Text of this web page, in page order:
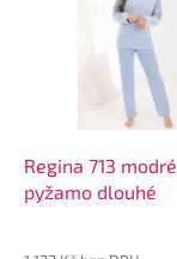
Regina 713
pyžamo dlouhé